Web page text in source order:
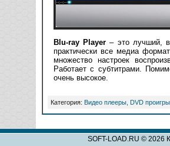
Blu-ray Player – это лучший,
практически все медиа
множество настроек
Работает с субтитрами.
очень высокое.
Категория: Видео плееры, DVD
SOFT-LOAD.RU ©